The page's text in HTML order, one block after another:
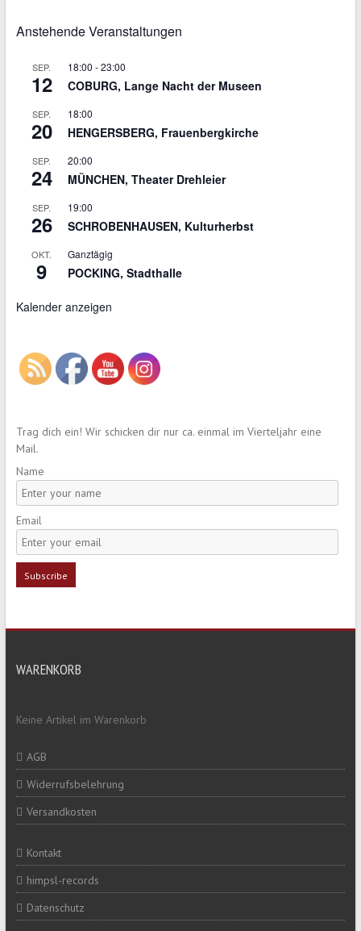
Anstehende Veranstaltungen
SEP.
12
18:00 -23:00
COBURG, Lange Nacht der Museen
SEP.
20
18:00
HENGERSBERG, Frauenbergkirche
SEP.
24
20:00
MÜNCHEN, Theater Drehleier
SEP.
26
19:00
SCHROBENHAUSEN, Kulturherbst
OKT.
9
Ganztägig
POCKING, Stadthalle
Kalender anzeigen
Trag dich ein! Wir schicken dir nur ca. einmal im Vierteljahr eine
Mail.
Name
Email
WARENKORB
Keine Artikel im Warenkorb
AGB
Widerrufsbelehrung
Versandkosten
Kontakt
himpsl-records
Datenschutz